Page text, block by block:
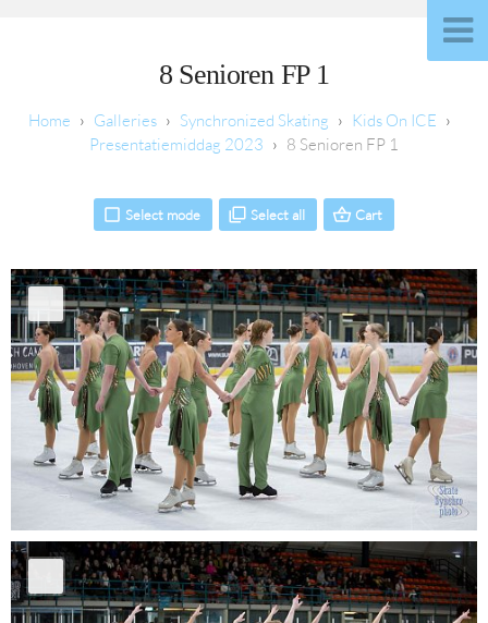
8 Senioren FP 1
Galleries Synchronized Skating
Kids On ICE
Presentatiemiddag 2023
8 Senioren FP 1